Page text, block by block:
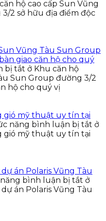
hộ cao cấp Sun Vũng
2 sở hữu địa điểm độc
Vũng Tàu Sun Group
giao căn hộ cho quý
bị tắt ở Khu căn hộ
Sun Group đường 3/2
hộ cho quý vị
gió mỹ thuật uy tín tại
năng bình luận bị tắt ở
gió mỹ thuật uy tín tại
dự án Polaris Vũng Tàu
bình luận bị tắt ở
dự án Polaris Vũng Tàu